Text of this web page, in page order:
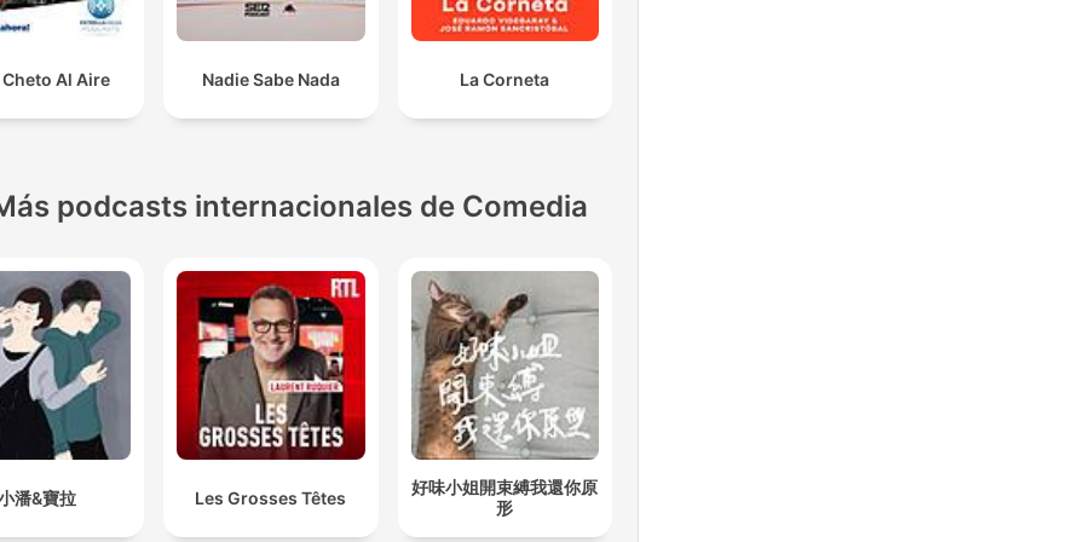
Al Aire Nadie Sabe Nada La Corneta
podcasts internacionales de Comedia
潘&寶拉 Les Grosses Têtes
好味小姐開束縛我還你原
形